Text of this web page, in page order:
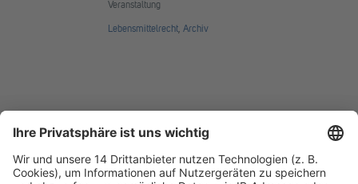
Veranstaltung
Lebensmittelrecht, Archiv